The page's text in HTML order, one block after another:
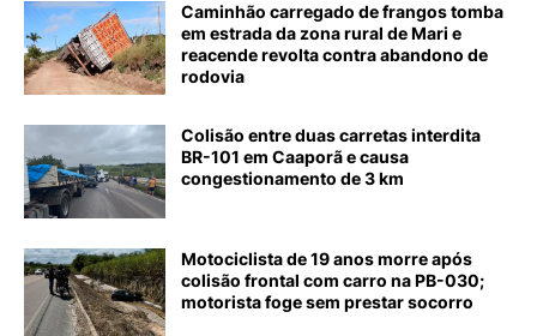
Caminhão carregado de frangos tomba
em estrada da zona rural de Mari e
reacende revolta contra abandono de
rodovia
Colisão entre duas carretas interdita
BR-101 em Caaporã e causa
congestionamento de 3 km
Motociclista de 19 anos morre após
colisão frontal com carro na PB-030;
motorista foge sem prestar socorro